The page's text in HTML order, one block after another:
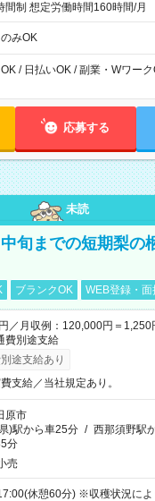
定労働時間160時間/月 【シフト例】 ・8：00
みOK
/ 日払いOK / 副業・Wワー
応募する
未読
旬までの短期梨の
ブランクOK WEB登録・面
／月収例：120,000円＝
費別途支給
途支給あり
支給／当社規定あり。
原市
)駅から車25分 / 西那須野駅
分
売
休憩60分) ※収穫状況に